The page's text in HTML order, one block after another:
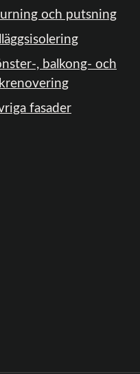
och putsning
, balkong- och
fasader